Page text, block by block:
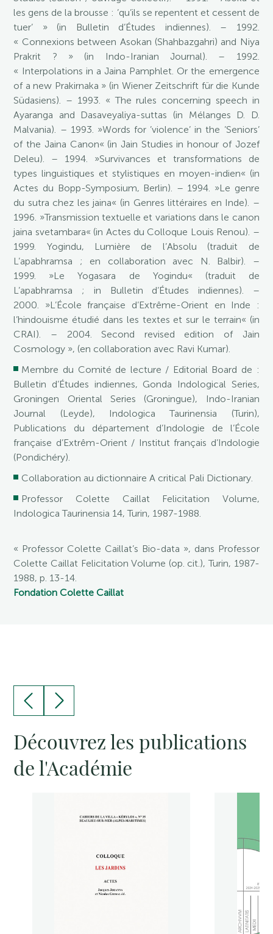
les gens de la brousse : ’qu’ils se repentent et cessent de
tuer’ » (in Bulletin d’Études indiennes). – 1992.
« Connexions between Asokan (Shahbazgahri) and Niya
Prakrit ? » (in Indo-Iranian Journal). – 1992.
« Interpolations in a Jaina Pamphlet. Or the emergence
of a new Prakirnaka » (in Wiener Zeitschrift für die Kunde
Südasiens). – 1993. « The rules concerning speech in
Ayaranga and Dasaveyaliya-suttas (in Mélanges D. D.
Malvania). – 1993. »Words for ’violence’ in the ’Seniors’
of the Jaina Canon« (in Jain Studies in honour of Jozef
Deleu). – 1994. »Survivances et transformations de
types linguistiques et stylistiques en moyen-indien« (in
Actes du Bopp-Symposium, Berlin). – 1994. »Le genre
du sutra chez les jaina« (in Genres littéraires en Inde). –
1996. »Transmission textuelle et variations dans le canon
jaina svetambara« (in Actes du Colloque Louis Renou). –
1999. Yogindu, Lumière de l’Absolu (traduit de
L’apabhramsa ; en collaboration avec N. Balbir). –
1999. »Le Yogasara de Yogindu« (traduit de
L’apabhramsa ; in Bulletin d’Études indiennes). –
2000. »L’École française d’Extrême-Orient en Inde :
l’hindouisme étudié dans les textes et sur le terrain« (in
CRAI). – 2004. Second revised edition of Jain
Cosmology », (en collaboration avec Ravi Kumar).
Membre du Comité de lecture / Editorial Board de :
Bulletin d’Études indiennes, Gonda Indological Series,
Groningen Oriental Series (Groningue), Indo-Iranian
Journal (Leyde), Indologica Taurinensia (Turin),
Publications du département d’Indologie de l’École
française d’Extrêm-Orient / Institut français d’Indologie
(Pondichéry).
Collaboration au dictionnaire A critical Pali Dictionary.
Professor Colette Caillat Felicitation Volume,
Indologica Taurinensia 14, Turin, 1987-1988.
« Professor Colette Caillat’s Bio-data », dans Professor
Colette Caillat Felicitation Volume (op. cit.), Turin, 1987-
1988, p. 13-14.
Fondation Colette Caillat
Découvrez les publications
de l'Académie